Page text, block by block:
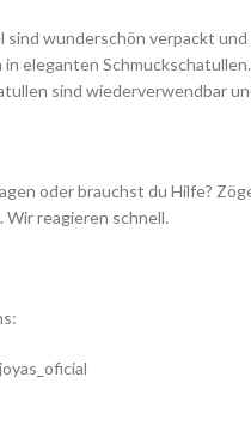
wunderschön verpackt und
in eleganten
sind wiederverwendbar
oder brauchst du Hilfe?
reagieren schnell.